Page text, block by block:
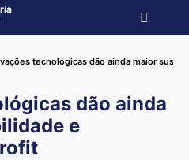
tecnológicas dão ainda maior
dão ainda
e